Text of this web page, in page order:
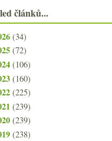
článků...
(34)
(72)
(106)
(160)
(225)
(239)
(239)
(238)